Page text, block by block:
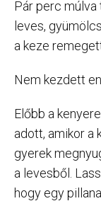
Pár perc múlva
leves,
a keze
Nem kezdett
Előbb a
adott, amikor a
gyerek
a levesből.
hogy egy